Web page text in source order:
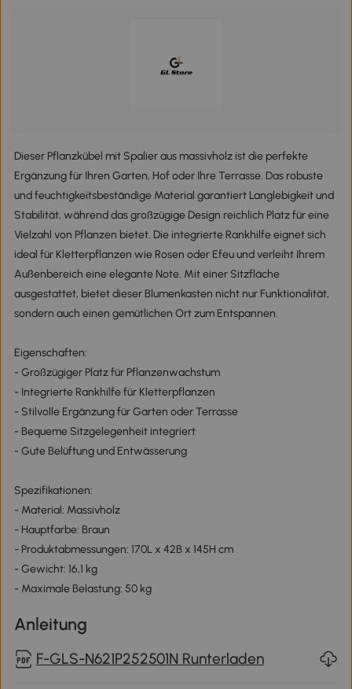
Dieser Pflanzkübel mit Spalier aus massivholz ist die perfekte
Ergänzung für Ihren Garten, Hof oder Ihre Terrasse. Das robuste
und feuchtigkeitsbeständige Material garantiert Langlebigkeit und
Stabilität, während das großzügige Design reichlich Platz für eine
Vielzahl von Pflanzen bietet. Die integrierte Rankhilfe eignet sich
ideal für Kletterpflanzen wie Rosen oder Efeu und verleiht Ihrem
Außenbereich eine elegante Note. Mit einer Sitzfläche
ausgestattet, bietet dieser Blumenkasten nicht nur Funktionalität,
sondern auch einen gemütlichen Ort zum Entspannen.
Eigenschaften:
- Großzügiger Platz für Pflanzenwachstum
- Integrierte Rankhilfe für Kletterpflanzen
- Stilvolle Ergänzung für Garten oder Terrasse
- Bequeme Sitzgelegenheit integriert
- Gute Belüftung und Entwässerung
Spezifikationen:
- Material: Massivholz
- Hauptfarbe: Braun
- Produktabmessungen: 170L x 42B x 145H cm
- Gewicht: 16,1 kg
- Maximale Belastung: 50 kg
Anleitung
F-GLS-N621P252501N Runterladen